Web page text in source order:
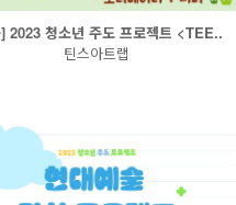
2023 청소년 주도 프로젝트 <TEE..
틴스아트랩